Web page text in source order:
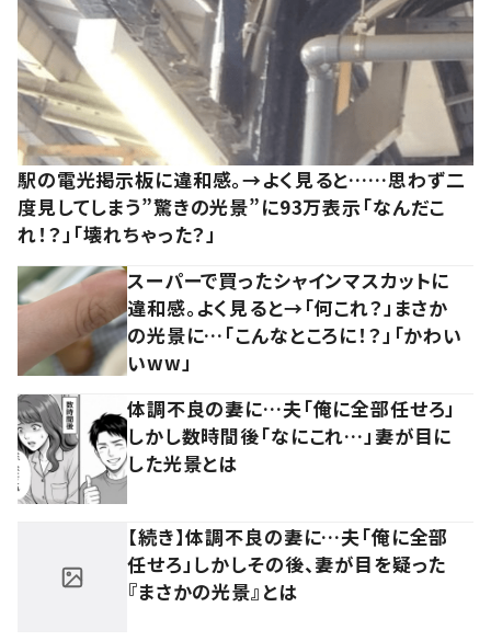
駅の電光掲示板に違和感。→よく見ると……思わず二
度見してしまう”驚きの光景”に93万表示「なんだこ
れ！？」「壊れちゃった？」
スーパーで買ったシャインマスカットに
違和感。よく見ると→「何これ？」まさか
の光景に…「こんなところに！？」「かわい
いww」
体調不良の妻に…夫「俺に全部任せろ」
しかし数時間後「なにこれ…」妻が目に
した光景とは
【続き】体調不良の妻に…夫「俺に全部
任せろ」しかしその後、妻が目を疑った
『まさかの光景』とは